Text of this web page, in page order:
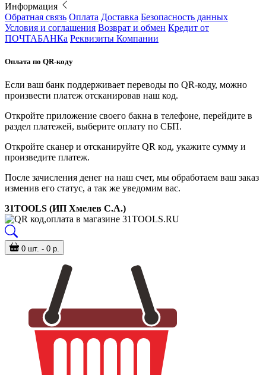
Информация
Обратная связь Оплата Доставка Безопасность данных
Условия и соглашения Возврат и обмен Кредит от
ПОЧТАБАНКа Реквизиты Компании
Оплата по QR-коду
Если ваш банк поддерживает переводы по QR-коду, можно
произвести платеж отсканировав наш код.
Откройте приложение своего бакна в телефоне, перейдите в
раздел платежей, выберите оплату по СБП.
Откройте сканер и отсканируйте QR код, укажите сумму и
произведите платеж.
После зачисления денег на наш счет, мы обработаем ваш заказ
изменив его статус, а так же уведомим вас.
31TOOLS (ИП Хмелев С.А.)
0 шт. - 0 р.